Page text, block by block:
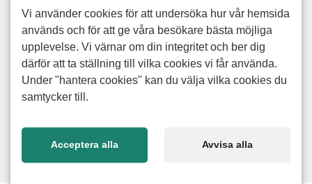
”Honom släpper jag
aldrig” – kundens ord om
hjälpen som gjorde hela
skillnaden
Läs mer
Vi använder cookies för att undersöka hur vår hemsida
används och för att ge våra besökare bästa möjliga
upplevelse. Vi värnar om din integritet och ber dig
därför att ta ställning till vilka cookies vi får använda.
Under "hantera cookies" kan du välja vilka cookies du
samtycker till.
Acceptera alla Avvisa alla